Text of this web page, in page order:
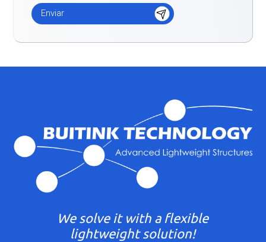
We solve it with a flexible
lightweight solution!